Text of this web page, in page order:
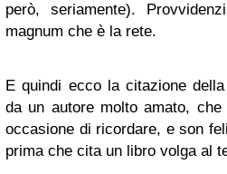
però, seriamente).
magnum che è la rete.
E quindi ecco la citazione
da un autore molto amato,
occasione di ricordare, e son
prima che cita un libro volga al